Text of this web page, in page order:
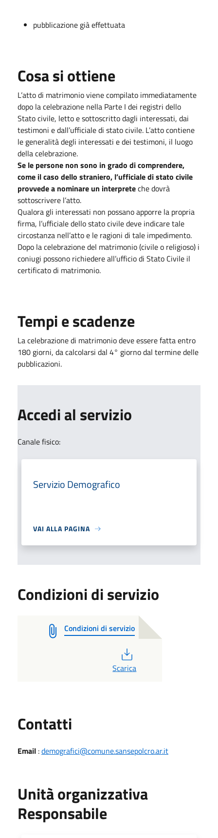
pubblicazione già effettuata
Cosa si ottiene
L’atto di matrimonio viene compilato immediatamente
dopo la celebrazione nella Parte I dei registri dello
Stato civile, letto e sottoscritto dagli interessati, dai
testimoni e dall’ufficiale di stato civile. L’atto contiene
le generalità degli interessati e dei testimoni, il luogo
della celebrazione.
Se le persone non sono in grado di comprendere,
come il caso dello straniero, l’ufficiale di stato civile
provvede a nominare un interpreteche dovrà
sottoscrivere l’atto.
Qualora gli interessati non possano apporre la propria
firma, l’ufficiale dello stato civile deve indicare tale
circostanza nell’atto e le ragioni di tale impedimento.
Dopo la celebrazione del matrimonio (civile o religioso) i
coniugi possono richiedere all’ufficio di Stato Civile il
certificato di matrimonio.
Tempi e scadenze
La celebrazione di matrimonio deve essere fatta entro
180 giorni, da calcolarsi dal 4° giorno dal termine delle
pubblicazioni.
Accedi al servizio
Canale fisico:
Servizio Demografico
VAI ALLA PAGINA
Condizioni di servizio
Condizioni di servizio
Scarica
Contatti
Email :demografici@comune.sansepolcro.ar.it
Unità organizzativa
Responsabile